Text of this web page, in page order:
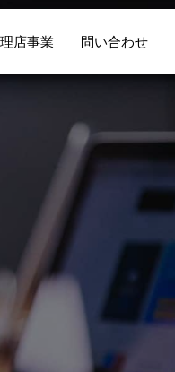
店事業 問い合わせ